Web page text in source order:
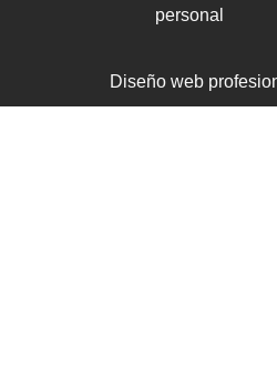
personal
Diseño web